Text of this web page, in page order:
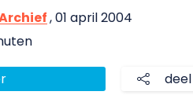
, 01 april 2004
deel